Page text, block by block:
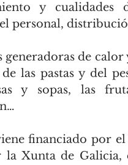
y cualidades
personal,
de
las pastas y del
y sopas, las
financiado por
la Xunta de Galicia,